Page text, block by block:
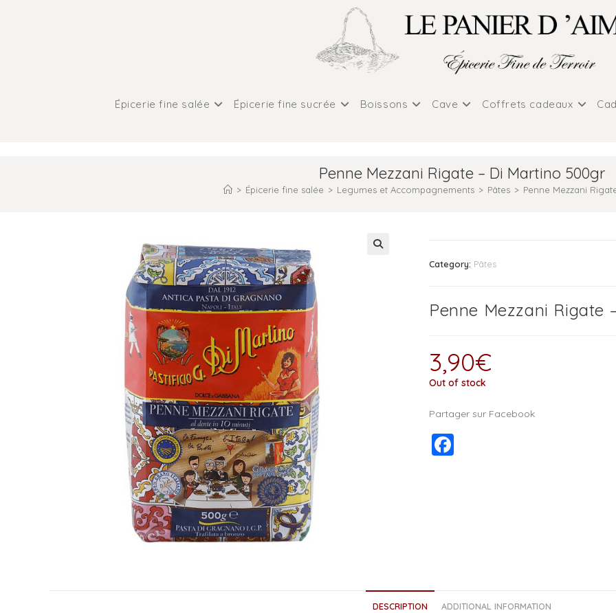
Épicerie fine salée Épicerie fine sucrée Boissons Cave Coffrets cadeaux
Penne Mezzani Rigate – Di Martino 500gr
> Épicerie fine salée > Legumes et Accompagnements > Pâtes > Penne Mezzani
Category: Pâtes
Penne Mezzani Rigate
3,90€
Out of stock
Partager sur Facebook
k
DESCRIPTION ADDITIONAL INFORMATION